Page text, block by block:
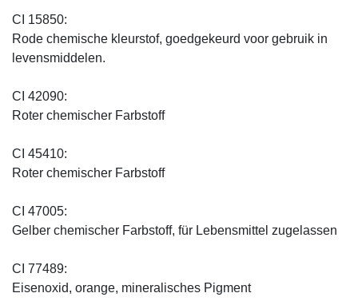
CI 15850:
Rode chemische kleurstof, goedgekeurd voor gebruik in
levensmiddelen.
CI 42090:
Roter chemischer Farbstoff
CI 45410:
Roter chemischer Farbstoff
CI 47005:
Gelber chemischer Farbstoff, für Lebensmittel zugelassen
CI 77489:
Eisenoxid, orange, mineralisches Pigment